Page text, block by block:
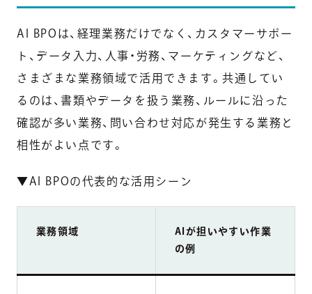
AI BPOは、経理業務だけでなく、カスタマーサポー
ト、データ入力、人事・労務、マーケティングなど、
さまざまな業務領域で活用できます。共通してい
るのは、書類やデータを扱う業務、ルールに沿った
確認が多い業務、問い合わせ対応が発生する業務と
相性がよい点です。
▼AI BPOの代表的な活用シーン
業務領域
AIが担いやすい作業
の例